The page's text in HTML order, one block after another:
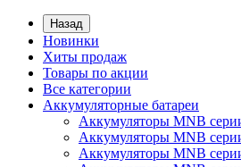
Назад
Новинки
Хиты продаж
Товары по акции
Все категории
Аккумуляторные батареи
Аккумуляторы MNB
Аккумуляторы MNB
Аккумуляторы MNB